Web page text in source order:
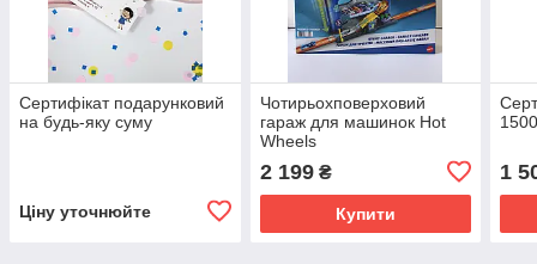
Сертифікат подарунковий
на будь-яку суму
Ціну уточнюйте
Чотирьохповерховий
гараж для машинок Hot
Wheels
2 199₴
Купити
1